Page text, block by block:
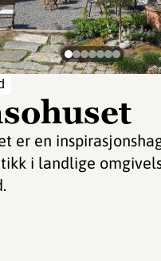
er en
i landlige